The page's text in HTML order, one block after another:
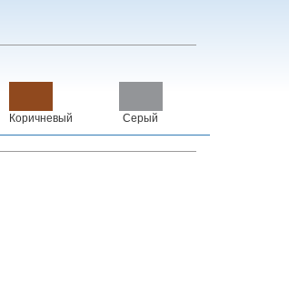
Коричневый Серый